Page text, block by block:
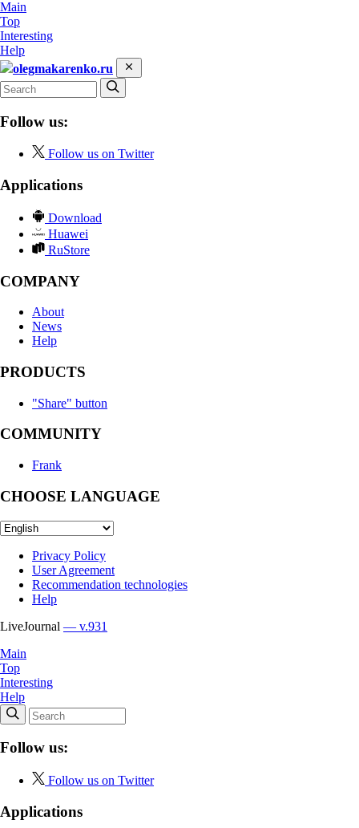
Main
Top
Interesting
Help
olegmakarenko.ru
Follow us:
Follow us on Twitter
Applications
Download
Huawei
RuStore
COMPANY
About
News
Help
PRODUCTS
"Share" button
COMMUNITY
Frank
CHOOSE LANGUAGE
Privacy Policy
User Agreement
Recommendation technologies
Help
LiveJournal — v.931
Main
Top
Interesting
Help
Follow us:
Follow us on Twitter
Applications